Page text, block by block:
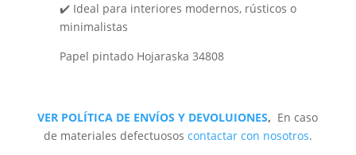
✔️ Ideal para interiores modernos, rústicos o
minimalistas
Papel pintado Hojaraska 34808
VER POLÍTICA DE ENVÍOS Y DEVOLUIONES, En caso
de materiales defectuosos contactar con nosotros.